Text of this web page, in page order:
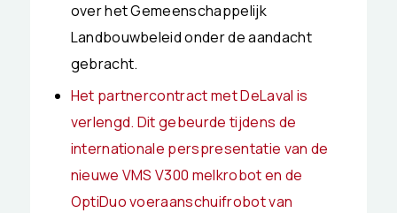
over het Gemeenschappelijk
Landbouwbeleid onder de aandacht
gebracht.
Het partnercontract met DeLaval is
verlengd. Dit gebeurde tijdens de
internationale perspresentatie van de
nieuwe VMS V300 melkrobot en de
OptiDuo voeraanschuifrobot van